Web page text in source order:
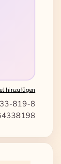
hinzufügen
819-8